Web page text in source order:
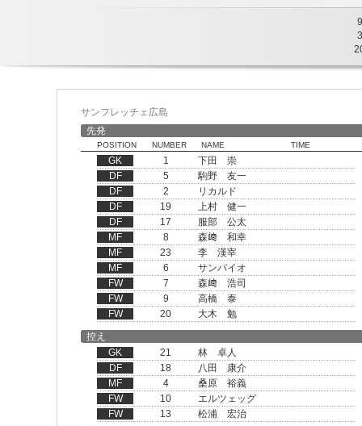
9
3
サンフレッチェ広島
先発
POSITION NUMBER NAME TIME
GK 1
下田 崇
DF
5
駒野 友一
DF
2
リカルド
DF
19
上村 健一
DF
17
服部 公太
MF
8
森﨑 和幸
MF
23
李 漢宰
MF
6
サンパイオ
FW
7
森﨑 浩司
FW
9
高橋 泰
FW
20
大木 勉
控え
GK
21
林 卓人
DF
18
八田 康介
MF
4
桑原 裕義
FW
10
エルツェッグ
FW
13
松浦 宏治